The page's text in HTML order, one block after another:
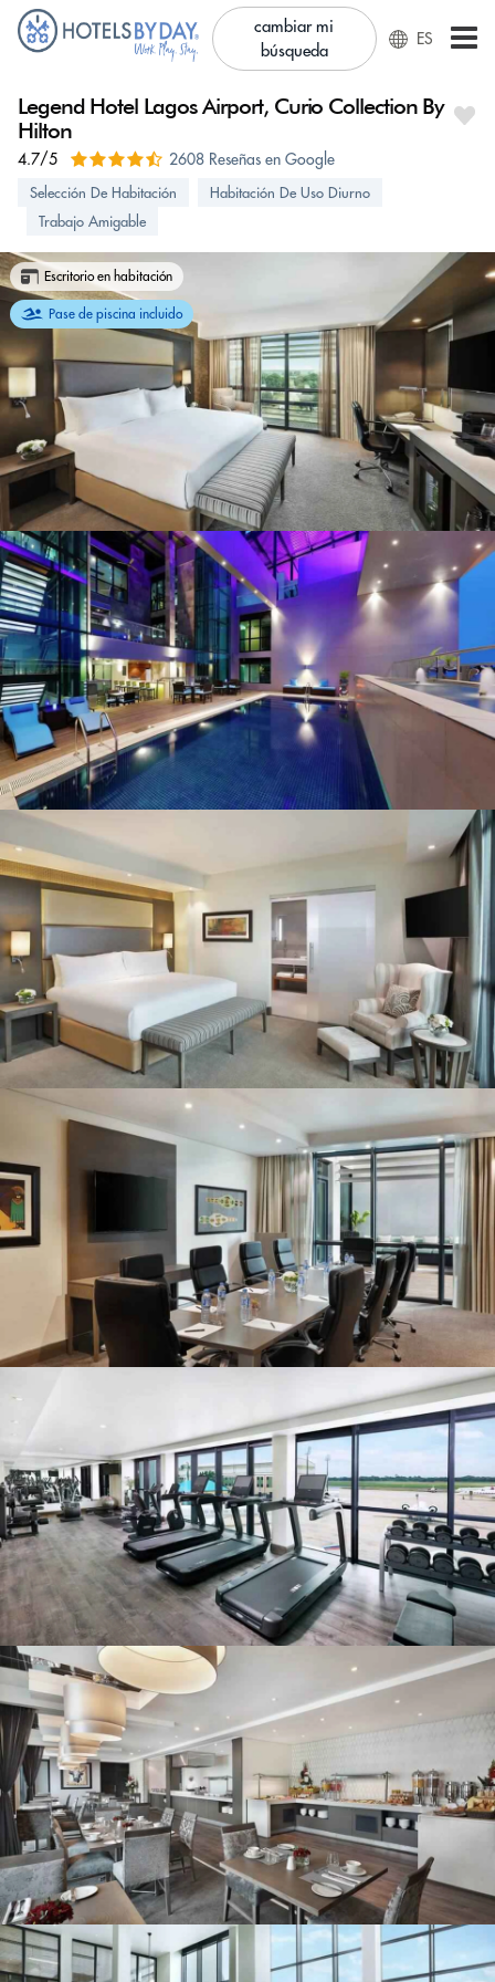
cambiar mi
búsqueda
ES
Legend Hotel Lagos Airport, Curio Collection By
Hilton
4.7/5 2608 Reseñas en Google
Selección De Habitación
Habitación De Uso Diurno
Trabajo Amigable
Escritorio en habitación
Pase de piscina incluido